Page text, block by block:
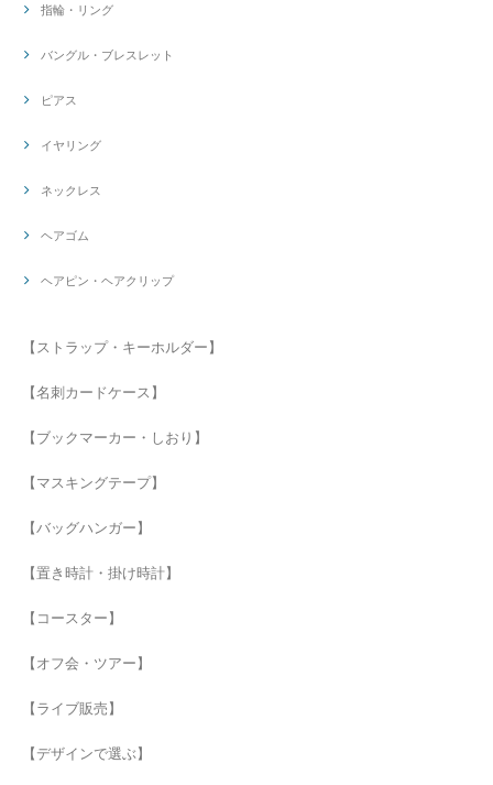
指輪・リング
バングル・ブレスレット
ピアス
イヤリング
ネックレス
ヘアゴム
ヘアピン・ヘアクリップ
【ストラップ・キーホルダー】
【名刺カードケース】
【ブックマーカー・しおり】
【マスキングテープ】
【バッグハンガー】
【置き時計・掛け時計】
【コースター】
【オフ会・ツアー】
【ライブ販売】
【デザインで選ぶ】